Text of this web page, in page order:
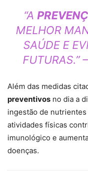
“A
MELHOR
SAÚDE E
FUTURAS.”
Além das medidas
preventivos no dia a
ingestão de
atividades físicas
imunológico e
doenças.